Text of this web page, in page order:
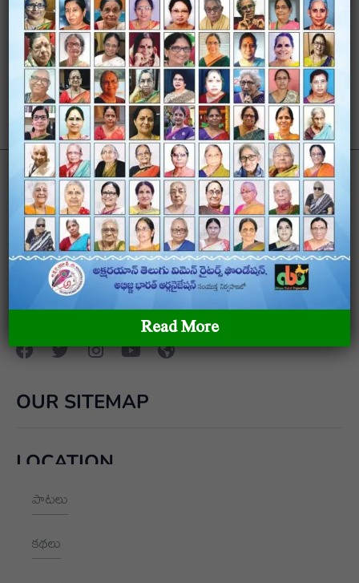
Stories
4 stories
అక్షరయాన్ – తెలుగు మహిళా రచయితల ఫౌండేషన్ అక్షరయాన్ –
తెలుగు మహిళా రచయితల ఫౌండేషన్ అక్షరయాన్ – తెలుగు
మహిళా రచయితల ఫౌండేషన్
OUR SITEMAP
పాటలు
కథలు
LOCATION
+91 9989928562
hello@aksharayan.com
Read More